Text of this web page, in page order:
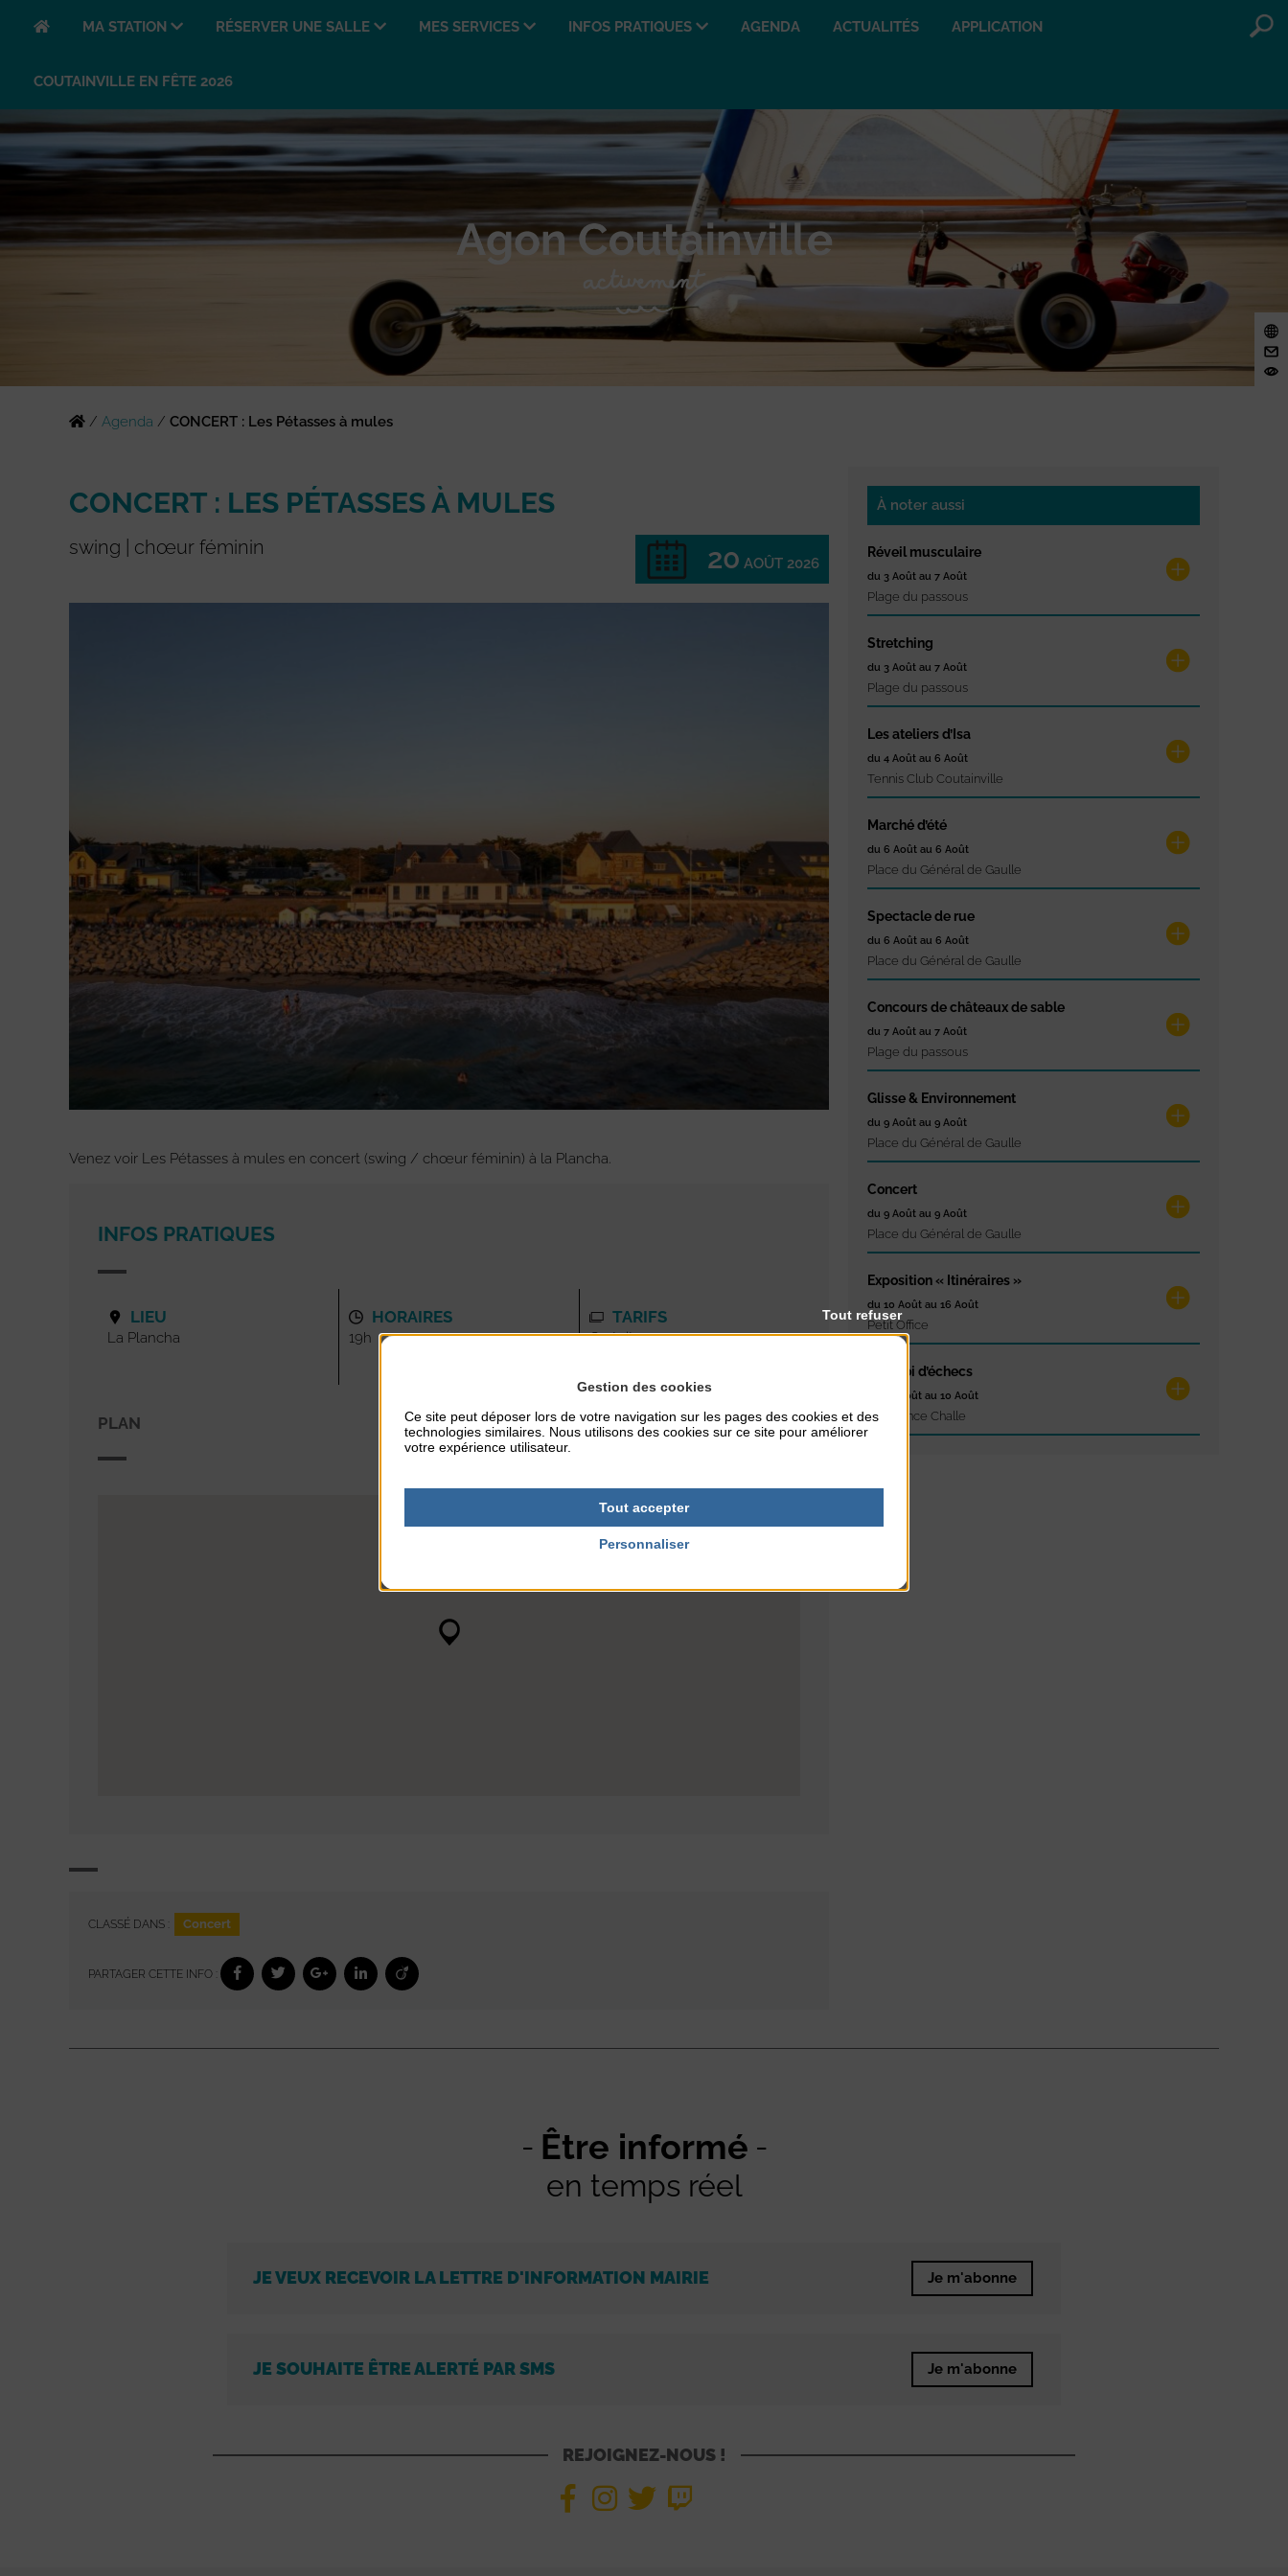
MA STATION RÉSERVER UNE SALLE MES SERVICES INFOS PRATIQUES AGENDA ACTUALITÉS APPLICATION
COUTAINVILLE EN FÊTE 2026
/ Agenda / CONCERT : Les Pétasses à mules
CONCERT : LES PÉTASSES À MULES
swing | chœur féminin 20 AOÛT 2026
Venez voir Les Pétasses à mules en concert (swing / chœur féminin) à la Plancha.
INFOS PRATIQUES
LIEU
La Plancha
HORAIRES
19h
TARIFS
Gratuit
PLAN
CLASSÉ DANS : Concert
PARTAGER CETTE INFO :
À noter aussi
Réveil musculaire
du 3 Août au 7 Août
Plage du passous
Stretching
du 3 Août au 7 Août
Plage du passous
Les ateliers d’Isa
du 4 Août au 6 Août
Tennis Club Coutainville
Marché d’été
du 6 Août au 6 Août
Place du Général de Gaulle
Spectacle de rue
du 6 Août au 6 Août
Place du Général de Gaulle
Concours de châteaux de sable
du 7 Août au 7 Août
Plage du passous
Glisse & Environnement
du 9 Août au 9 Août
Place du Général de Gaulle
Concert
du 9 Août au 9 Août
Place du Général de Gaulle
Exposition « Itinéraires »
du 10 Août au 16 Août
Petit Office
Tournoi d’échecs
du 10 Août au 10 Août
Résidence Challe
Être informé
en temps réel
JE VEUX RECEVOIR LA LETTRE D'INFORMATION MAIRIE Je m'abonne
JE SOUHAITE ÊTRE ALERTÉ PAR SMS Je m'abonne
REJOIGNEZ-NOUS !
Gestion des cookies
Ce site peut déposer lors de votre navigation sur les pages des cookies et des
technologies similaires. Nous utilisons des cookies sur ce site pour améliorer
votre expérience utilisateur.
Tout accepter
Tout refuser
Personnaliser